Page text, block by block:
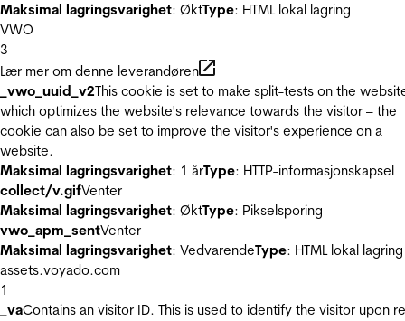
Maksimal lagringsvarighet: ØktType: HTML lokal lagring
VWO
3
Lær mer om denne leverandøren
_vwo_uuid_v2This cookie is set to make split-tests on the
which optimizes the website's relevance towards the visitor – the
cookie can also be set to improve the visitor's experience on a
website.
Maksimal lagringsvarighet: 1 årType: HTTP-informasjonskapsel
collect/v.gifVenter
Maksimal lagringsvarighet: ØktType: Pikselsporing
vwo_apm_sentVenter
Maksimal lagringsvarighet: VedvarendeType: HTML lokal lagring
assets.voyado.com
1
_vaContains an visitor ID. This is used to identify the visitor upon